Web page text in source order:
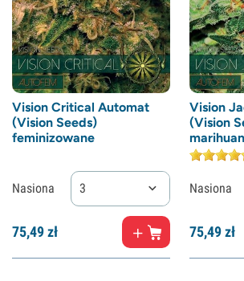
Vision Critical Automat
(Vision Seeds)
feminizowane
Nasiona 3
75,49zł
Vision
(Vision
Nasiona
75,49zł